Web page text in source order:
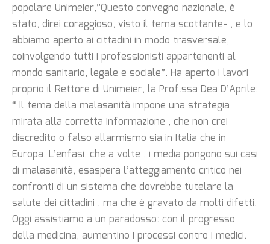
popolare Unimeier,”Questo convegno nazionale, è
stato, direi coraggioso, visto il tema scottante- , e lo
abbiamo aperto ai cittadini in modo trasversale,
coinvolgendo tutti i professionisti appartenenti al
mondo sanitario, legale e sociale”. Ha aperto i lavori
proprio il Rettore di Unimeier, la Prof.ssa Dea D’Aprile:
“ Il tema della malasanità impone una strategia
mirata alla corretta informazione , che non crei
discredito o falso allarmismo sia in Italia che in
Europa. L’enfasi, che a volte , i media pongono sui casi
di malasanità, esaspera l’atteggiamento critico nei
confronti di un sistema che dovrebbe tutelare la
salute dei cittadini , ma che è gravato da molti difetti.
Oggi assistiamo a un paradosso: con il progresso
della medicina, aumentino i processi contro i medici.